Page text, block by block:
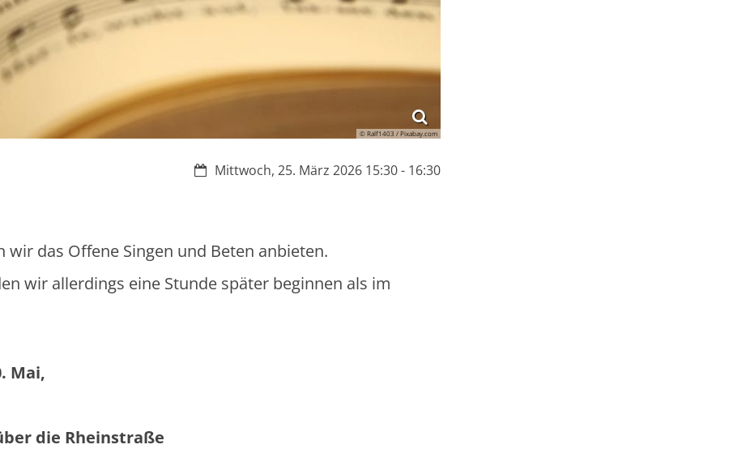
© Ralf1403 / Pixabay.com
Datum:Mittwoch, 25. März 2026 15:30 - 16:30
das Offene Singen und Beten anbieten.
wir allerdings eine Stunde später beginnen als im
Mai,
die Rheinstraße